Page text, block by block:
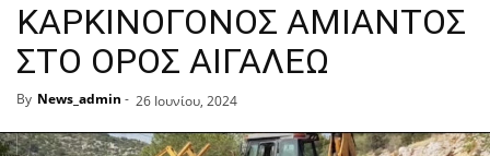
ΚΑΡΚΙΝΟΓΟΝΟΣ ΑΜΙΑΝΤΟΣ
ΣΤΟ ΟΡΟΣ ΑΙΓΑΛΕΩ
By News_admin - 26 Ιουνίου, 2024